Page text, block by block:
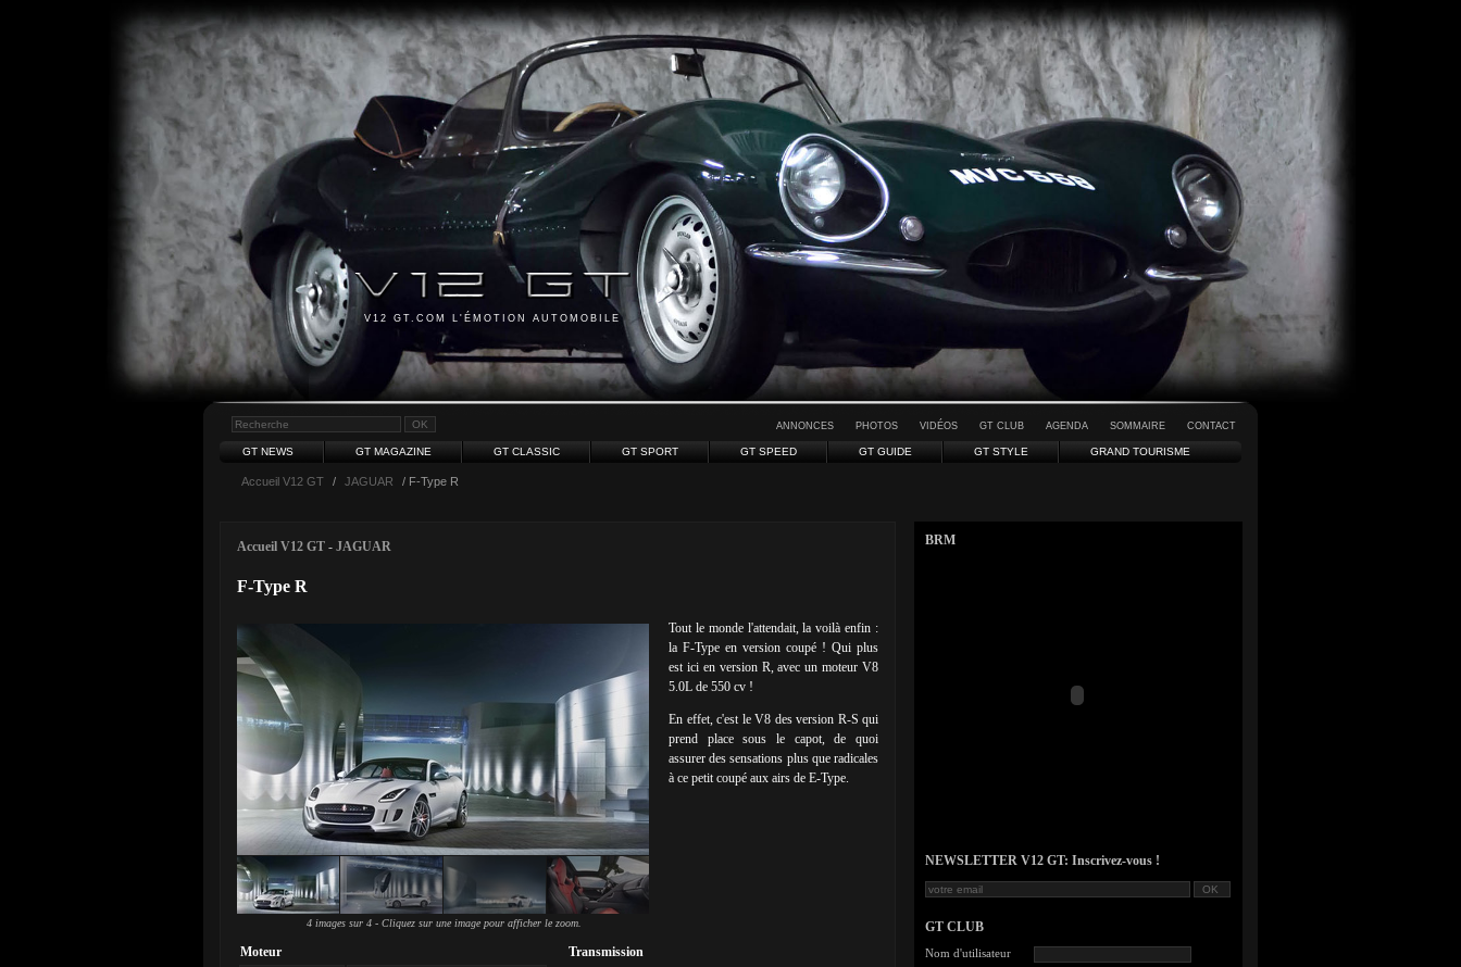
V12 GT.COM L'ÉMOTION AUTOMOBILE
ANNONCES PHOTOS VIDÉOS GT CLUB AGENDA SOMMAIRE CONTACT
GT NEWS GT MAGAZINE GT CLASSIC GT SPORT GT SPEED GT GUIDE GT STYLE GRAND TOURISME
Accueil V12 GT / JAGUAR / F-Type R
Accueil V12 GT - JAGUAR
F-Type R
4 images sur 4 - Cliquez sur une image pour afficher le zoom.
Tout le monde l'attendait, la voilà enfin :
la F-Type en version coupé ! Qui plus
est ici en version R, avec un moteur V8
5.0L de 550 cv !
En effet, c'est le V8 des version R-S qui
prend place sous le capot, de quoi
assurer des sensations plus que radicales
à ce petit coupé aux airs de E-Type.
Moteur
Transmission
BRM
NEWSLETTER V12 GT: Inscrivez-vous !
GT CLUB
Nom d'utilisateur